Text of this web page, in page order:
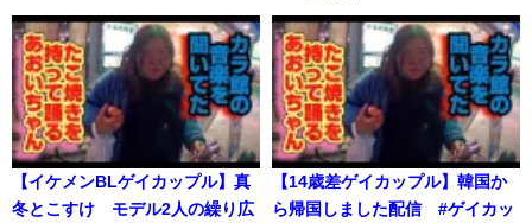
【イケメンBLゲイカップル】真
冬とこすけ モデル2人の繰り広
【14歳差ゲイカップル】韓国か
ら帰国しました配信 #ゲイカッ